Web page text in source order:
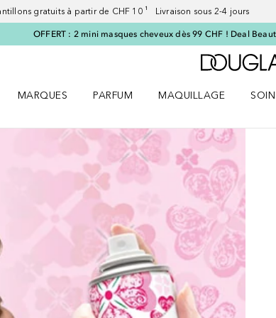
gratuits à partir de CHF 10 ¹ Livraison sous 2-4 jours
OFFERT : 2 mini masques cheveux dès 99 CHF ! Deal
MARQUES
PARFUM
MAQUILLAGE